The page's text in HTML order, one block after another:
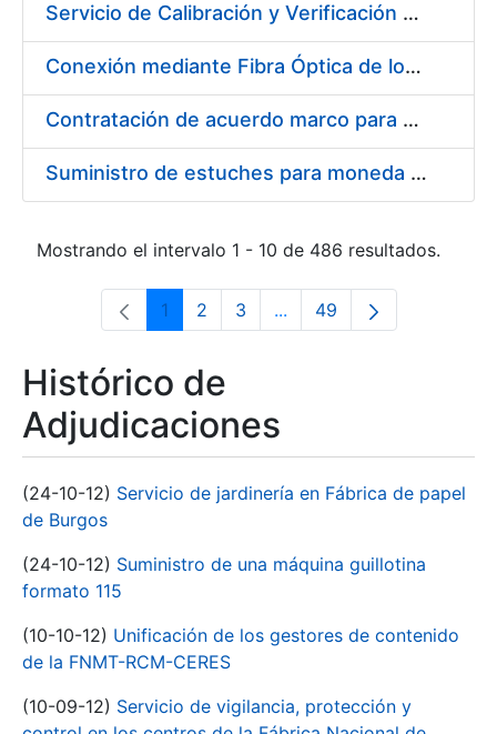
Servicio de Calibración y Verificación Externa de los Equipos de Medición del Servicio de Prevención de la FNMT-RCM
Conexión mediante Fibra Óptica de los Centros de Proceso de Datos (CPDs) de las sedes de la FNMT-RCM de Burgos y Madrid
Contratación de acuerdo marco para el Suministro de Material de Electricidad para la Fábrica Nacional de Moneda y Timbre-Real Casa de la Moneda en su centro de trabajo de Burgos
Suministro de estuches para moneda de 30 €
Mostrando el intervalo 1 - 10 de 486 resultados.
Página
1 Página
2 Página
3 ...Páginas intermedias Use
Página
49
Histórico de
Adjudicaciones
(24-10-12) Servicio de jardinería en Fábrica de papel
de Burgos
(24-10-12) Suministro de una máquina guillotina
formato 115
(10-10-12) Unificación de los gestores de contenido
de la FNMT-RCM-CERES
(10-09-12) Servicio de vigilancia, protección y